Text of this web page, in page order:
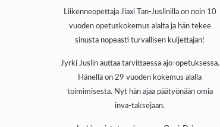
Liikenneopettaja Jiaxi Tan-Juslinilla on noin 10
vuoden opetuskokemus alalta ja hän tekee
sinusta nopeasti turvallisen kuljettajan!
Jyrki Juslin auttaa tarvittaessa ajo-opetuksessa.
Hänellä on 29 vuoden kokemus alalla
toimimisesta. Nyt hän ajaa päätyönään omia
inva-taksejaan.